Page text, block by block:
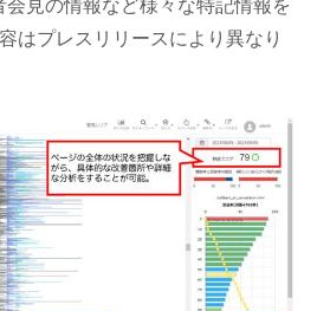
はプレスリリースにより異なり